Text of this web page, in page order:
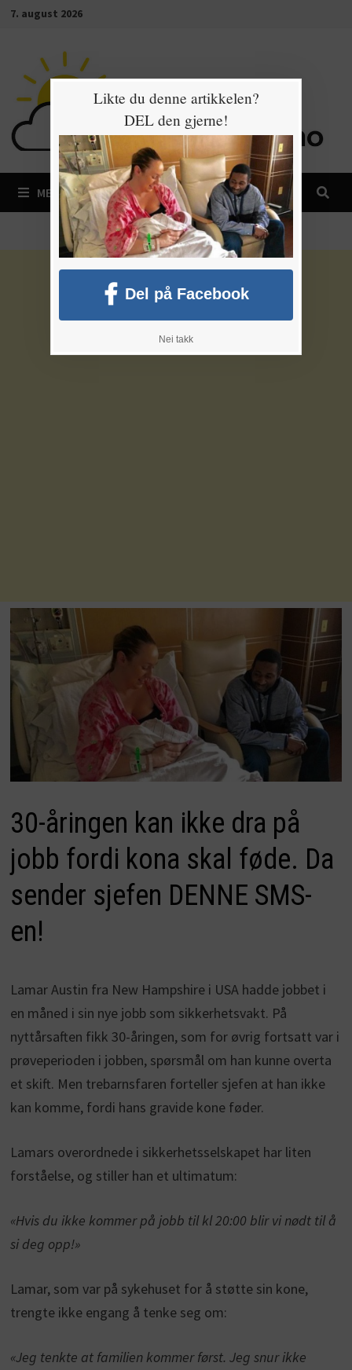
Gå7. august 2026
MENY
30-åringen kan ikke dra på
jobb fordi kona skal føde. Da
sender sjefen DENNE SMS-
en!
Lamar Austin fra New Hampshire i USA hadde jobbet i
en måned i sin nye jobb som sikkerhetsvakt. På
nyttårsaften fikk 30-åringen, som for øvrig fortsatt var i
prøveperioden i jobben, spørsmål om han kunne overta
et skift. Men trebarnsfaren forteller sjefen at han ikke
kan komme, fordi hans gravide kone føder.
Lamars overordnede i sikkerhetsselskapet har liten
forståelse, og stiller han et ultimatum:
«Hvis du ikke kommer på jobb til kl 20:00 blir vi nødt til å
si deg opp!»
Lamar, som var på sykehuset for å støtte sin kone,
trengte ikke engang å tenke seg om:
«Jeg tenkte at familien kommer først. Jeg snur ikke
Likte du denne artikkelen?
DEL den gjerne!
Del på Facebook
Nei takk